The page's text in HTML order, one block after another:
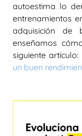
autoestima lo
entrenamientos
adquisición de
enseñamos
siguiente artículo:
un buen